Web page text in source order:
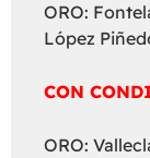
ORO:
López
CON
ORO: